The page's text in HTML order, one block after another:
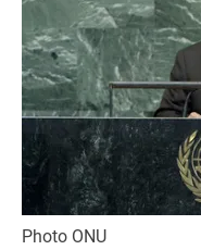
Photo ONU